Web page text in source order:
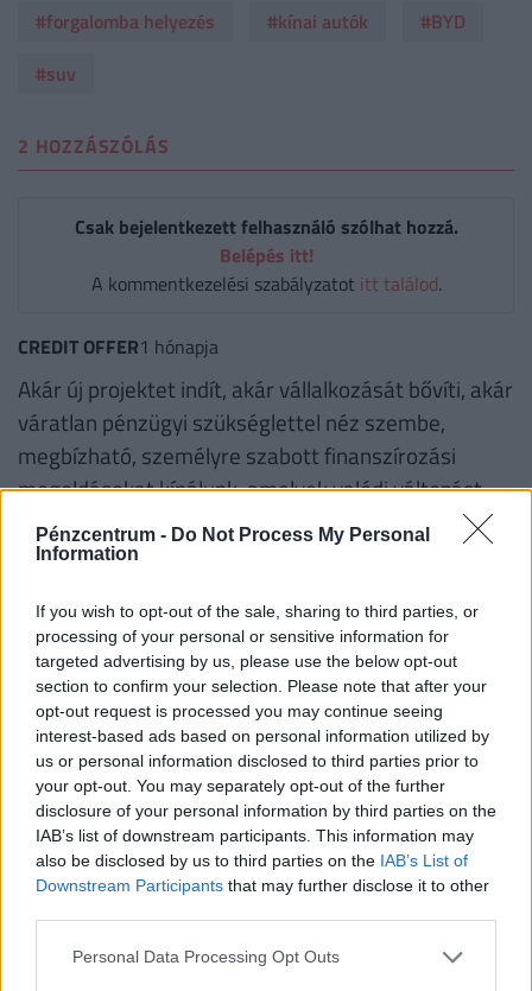
Pénzcentrum - Do Not Process My Personal
Information
If you wish to opt-out of the sale, sharing to third parties, or
processing of your personal or sensitive information for
targeted advertising by us, please use the below opt-out
section to confirm your selection. Please note that after your
opt-out request is processed you may continue seeing
interest-based ads based on personal information utilized by
us or personal information disclosed to third parties prior to
your opt-out. You may separately opt-out of the further
disclosure of your personal information by third parties on the
IAB’s list of downstream participants. This information may
also be disclosed by us to third parties on the IAB’s List of
Downstream Participants that may further disclose it to other
Personal Data Processing Opt Outs
#forgalomba helyezés
#kínai autók
#BYD
#suv
2 HOZZÁSZÓLÁS
Csak bejelentkezett felhasználó szólhat hozzá.
Belépés itt!
A kommentkezelési szabályzatot itt találod.
CREDIT OFFER1 hónapja
Akár új projektet indít, akár vállalkozását bővíti, akár
váratlan pénzügyi szükséglettel néz szembe,
megbízható, személyre szabott finanszírozási
megoldásokat kínálunk, amelyek valódi változást
hoznak. Célunk, hogy világos, egyszerű feltételekkel
és versenyképes kamatlábakkal támogassuk Önt –
* Kölcsönösszegek 10 000 eurótól 2 500 000
euróig
* Rugalmas visszafizetési tervek, amelyeket az Ön
egyedi helyzetéhez igazítunk
* Gyors, professzionális jóváhagyási folyamat,
elkötelezett támogatással minden lépésben
* Több száz ügyfél bízik bennünk, akik sikeresen
finanszírozták projektjeiket. Megértjük, mennyire
fontos az időben történő finanszírozás, ezért
tesszük a folyamatot egyszerűvé és átláthatóvá.